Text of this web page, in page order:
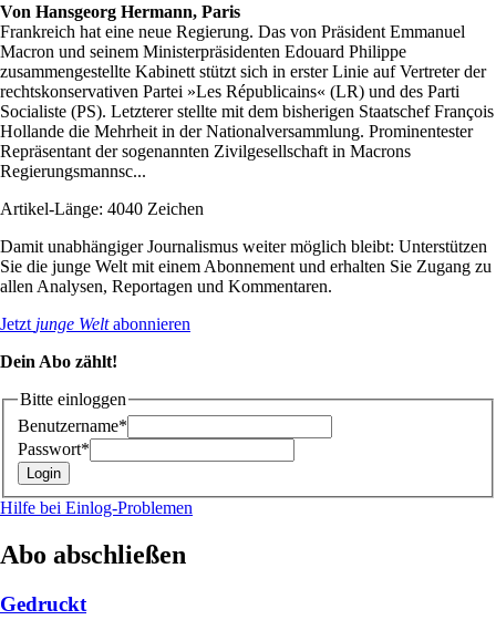
Von Hansgeorg Hermann, Paris
Frankreich hat eine neue Regierung. Das von Präsident Emmanuel
Macron und seinem Ministerpräsidenten Edouard Philippe
zusammengestellte Kabinett stützt sich in erster Linie auf Vertreter der
rechtskonservativen Partei »Les Républicains« (LR) und des Parti
Socialiste (PS). Letzterer stellte mit dem bisherigen Staatschef François
Hollande die Mehrheit in der Nationalversammlung. Prominentester
Repräsentant der sogenannten Zivilgesellschaft in Macrons
Regierungsmannsc...
Artikel-Länge: 4040 Zeichen
Damit unabhängiger Journalismus weiter möglich bleibt: Unterstützen
Sie die junge Welt mit einem Abonnement und erhalten Sie Zugang zu
allen Analysen, Reportagen und Kommentaren.
Jetzt junge Weltabonnieren
Dein Abo zählt!
Bitte einloggen
Benutzername*
Passwort*
Hilfe bei Einlog-Problemen
Abo abschließen
Gedruckt